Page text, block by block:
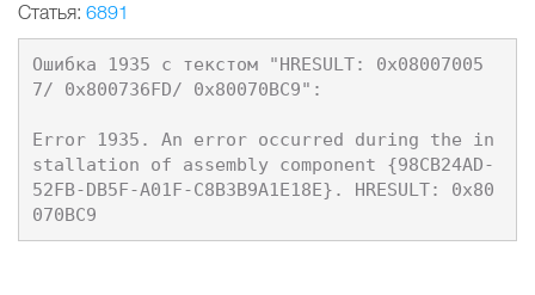
Статья: 6891
Ошибка 1935 с текстом "HRESULT: 0x08007005
7/ 0x800736FD/ 0x80070BC9":
Error 1935. An error occurred during the in
stallation of assembly component {98CB24AD-
52FB-DB5F-A01F-C8B3B9A1E18E}. HRESULT: 0x80